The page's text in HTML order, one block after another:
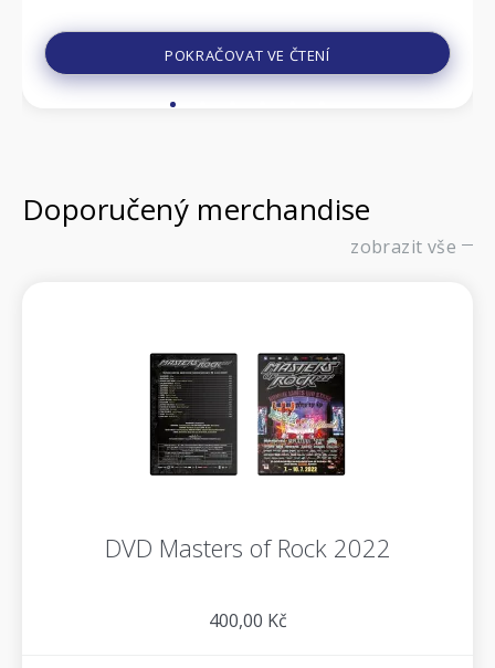
POKRAČOVAT VE ČTENÍ
Doporučený merchandise
zobrazit vše
DVD Masters of Rock 2022
400,00 Kč